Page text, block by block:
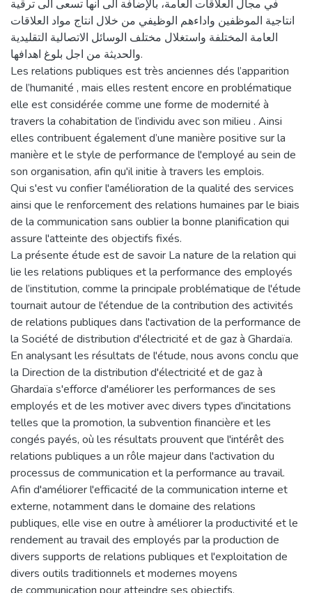
في مجال العلاقات العامة، بالإضافة الى انها تسعى الى ترقية
انتاجية الموظفين واداءهم الوظيفي من خلال انتاج مواد العلاقات
العامة المختلفة واستغلال مختلف الوسائل الاتصالية التقليدية
والحديثة من اجل بلوغ اهدافها.
Les relations publiques est très anciennes dés l’apparition
de l’humanité , mais elles restent encore en problématique
elle est considérée comme une forme de modernité à
travers la cohabitation de l’individu avec son milieu . Ainsi
elles contribuent également d’une manière positive sur la
manière et le style de performance de l'employé au sein de
son organisation, afin qu'il initie à travers les emplois.
Qui s'est vu confier l'amélioration de la qualité des services
ainsi que le renforcement des relations humaines par le biais
de la communication sans oublier la bonne planification qui
assure l'atteinte des objectifs fixés.
La présente étude est de savoir La nature de la relation qui
lie les relations publiques et la performance des employés
de l’institution, comme la principale problématique de l'étude
tournait autour de l'étendue de la contribution des activités
de relations publiques dans l'activation de la performance de
la Société de distribution d'électricité et de gaz à Ghardaïa.
En analysant les résultats de l'étude, nous avons conclu que
la Direction de la distribution d'électricité et de gaz à
Ghardaïa s'efforce d'améliorer les performances de ses
employés et de les motiver avec divers types d'incitations
telles que la promotion, la subvention financière et les
congés payés, où les résultats prouvent que l'intérêt des
relations publiques a un rôle majeur dans l'activation du
processus de communication et la performance au travail.
Afin d'améliorer l'efficacité de la communication interne et
externe, notamment dans le domaine des relations
publiques, elle vise en outre à améliorer la productivité et le
rendement au travail des employés par la production de
divers supports de relations publiques et l'exploitation de
divers outils traditionnels et modernes moyens